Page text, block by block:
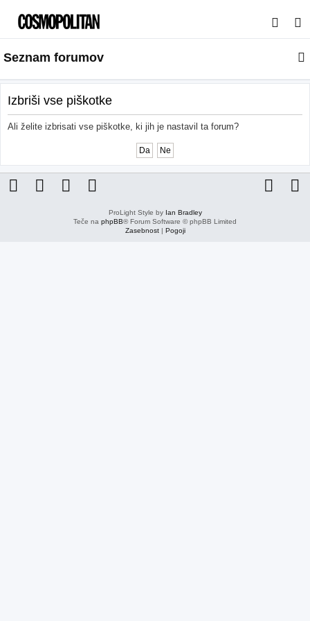
s
a
j
Seznam forumov
Izbriši vse piškotke
Ali želite izbrisati vse piškotke, ki jih je nastavil ta forum?
ProLight Style by Ian Bradley
Teče na phpBB® Forum Software © phpBB Limited
Zasebnost| Pogoji